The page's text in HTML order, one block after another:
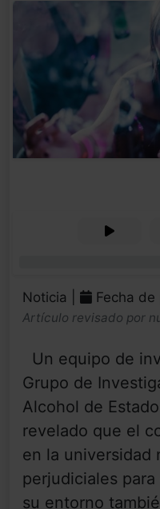
Noticia | Fecha
Artículo revisado por
Un equipo de
Grupo de
Alcohol de
revelado que el
en la universidad
perjudiciales
su entorno